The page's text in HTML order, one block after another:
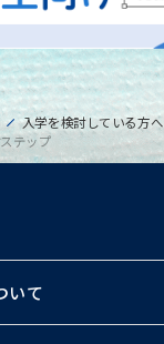
入学を検討している方へ
テップ
いて